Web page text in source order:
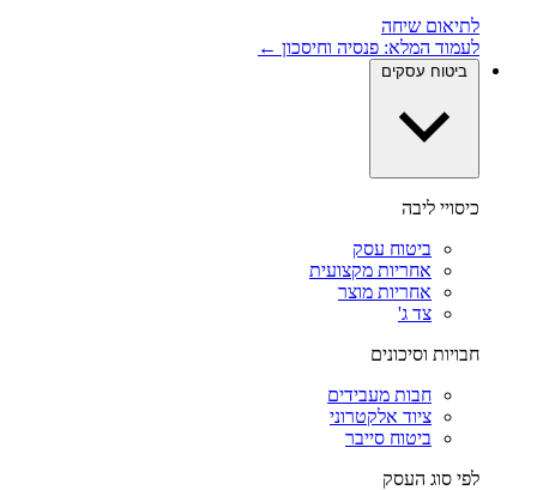
לתיאום שיחה
לעמוד המלא: פנסיה וחיסכון ←
ביטוח עסקים
כיסויי ליבה
ביטוח עסק
אחריות מקצועית
אחריות מוצר
צד ג'
חבויות וסיכונים
חבות מעבידים
ציוד אלקטרוני
ביטוח סייבר
לפי סוג העסק